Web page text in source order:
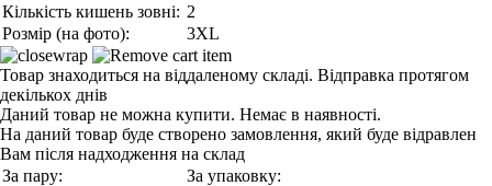
Кількість кишень зовні: 2
Розмір (на фото):
3XL
Товар знаходиться на віддаленому складі. Відправка протягом
декількох днів
Даний товар не можна купити. Немає в наявності.
На даний товар буде створено замовлення, який буде відравлен
Вам після надходження на склад
За пару:
За упаковку: